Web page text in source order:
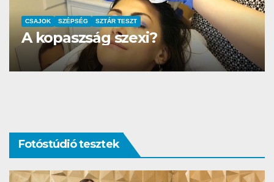
AUTÓ-MOTOR SZTÁR TESZT
DS3 és Zanzibár Rita
Fotóstúdió tesztek